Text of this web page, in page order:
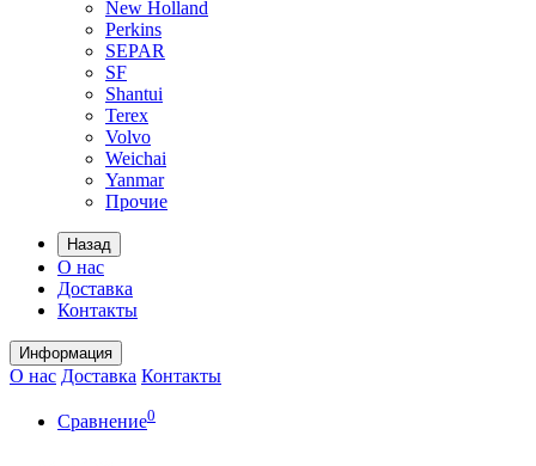
New Holland
Perkins
SEPAR
SF
Shantui
Terex
Volvo
Weichai
Yanmar
Прочие
Назад
О нас
Доставка
Контакты
Информация
О нас Доставка Контакты
Сравнение0